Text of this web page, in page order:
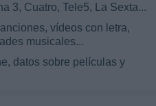
3, Cuatro, Tele5, La Sexta...
vídeos con letra,
musicales...
datos sobre películas y